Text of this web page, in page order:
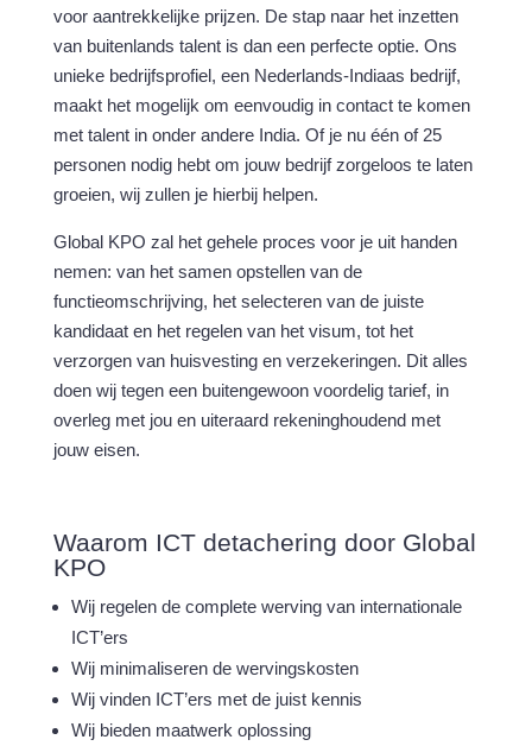
voor aantrekkelijke prijzen. De stap naar het inzetten
van buitenlands talent is dan een perfecte optie. Ons
unieke bedrijfsprofiel, een Nederlands-Indiaas bedrijf,
maakt het mogelijk om eenvoudig in contact te komen
met talent in onder andere India. Of je nu één of 25
personen nodig hebt om jouw bedrijf zorgeloos te laten
groeien, wij zullen je hierbij helpen.
Global KPO zal het gehele proces voor je uit handen
nemen: van het samen opstellen van de
functieomschrijving, het selecteren van de juiste
kandidaat en het regelen van het visum, tot het
verzorgen van huisvesting en verzekeringen. Dit alles
doen wij tegen een buitengewoon voordelig tarief, in
overleg met jou en uiteraard rekeninghoudend met
jouw eisen.
Waarom ICT detachering door Global
KPO
Wij regelen de complete werving van internationale
ICT’ers
Wij minimaliseren de wervingskosten
Wij vinden ICT’ers met de juist kennis
Wij bieden maatwerk oplossing